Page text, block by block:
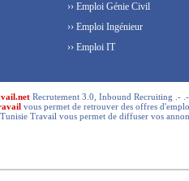
›› Emploi Génie Civil
›› Emploi Ingénieur
›› Emploi IT
Recrutement 3.0, Inbound Recruiting .-
vous permet de retrouver des offres
Travail vous permet de diffuser vos